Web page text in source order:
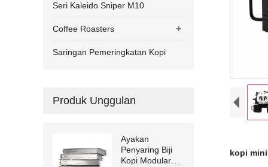
kopi
Seri Kaleido Sniper M10
+
Coffee Roasters
Saringan Pemeringkatan Kopi
Produk Unggulan
Ayakan
Penyaring Biji
Kopi Modular